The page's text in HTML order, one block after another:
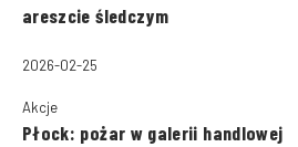
areszcie śledczym
2026-02-25
Akcje
Płock: pożar w galerii handlowej